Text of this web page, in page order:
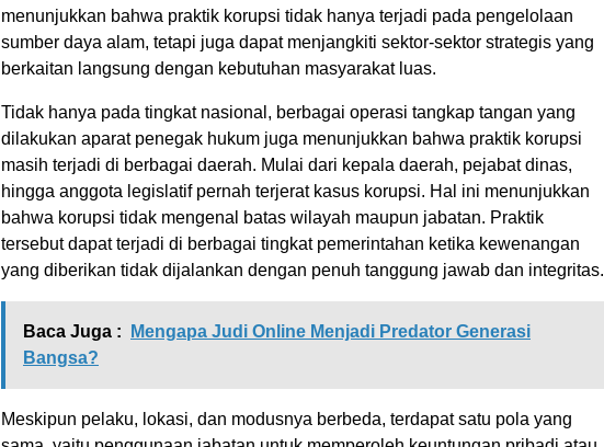
menunjukkan bahwa praktik korupsi tidak hanya terjadi pada pengelolaan
sumber daya alam, tetapi juga dapat menjangkiti sektor-sektor strategis yang
berkaitan langsung dengan kebutuhan masyarakat luas.
Tidak hanya pada tingkat nasional, berbagai operasi tangkap tangan yang
dilakukan aparat penegak hukum juga menunjukkan bahwa praktik korupsi
masih terjadi di berbagai daerah. Mulai dari kepala daerah, pejabat dinas,
hingga anggota legislatif pernah terjerat kasus korupsi. Hal ini menunjukkan
bahwa korupsi tidak mengenal batas wilayah maupun jabatan. Praktik
tersebut dapat terjadi di berbagai tingkat pemerintahan ketika kewenangan
yang diberikan tidak dijalankan dengan penuh tanggung jawab dan integritas.
Baca Juga :
Mengapa Judi Online Menjadi Predator Generasi
Bangsa?
Meskipun pelaku, lokasi, dan modusnya berbeda, terdapat satu pola yang